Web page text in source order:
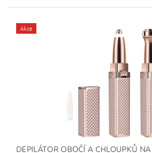
Akce
DEPILÁTOR OBOČÍ A CHLOUPKŮ